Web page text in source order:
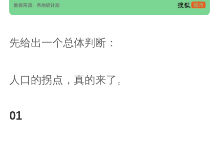
先给出一个总体判断：
人口的拐点，真的来了。
01